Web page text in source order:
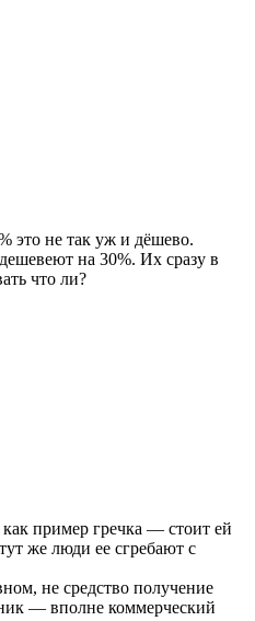
это не так уж и дёшево.
на 30%. Их сразу в
что ли?
как пример гречка — стоит ей
же люди ее сгребают с
не средство получение
— вполне коммерческий